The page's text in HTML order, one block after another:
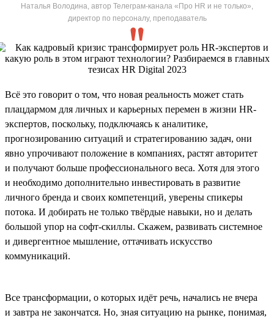
Наталья Володина, автор Телеграм-канала «Про HR и не только»,
директор по персоналу, преподаватель
Всё это говорит о том, что новая реальность может стать
плацдармом для личных и карьерных перемен в жизни HR-
экспертов, поскольку, подключаясь к аналитике,
прогнозированию ситуаций и стратегированию задач, они
явно упрочивают положение в компаниях, растят авторитет
и получают больше профессионального веса. Хотя для этого
и необходимо дополнительно инвестировать в развитие
личного бренда и своих компетенций, уверены спикеры
потока. И добирать не только твёрдые навыки, но и делать
большой упор на софт-скиллы. Скажем, развивать системное
и дивергентное мышление, оттачивать искусство
коммуникаций.
Все трансформации, о которых идёт речь, начались не вчера
и завтра не закончатся. Но, зная ситуацию на рынке, понимая,